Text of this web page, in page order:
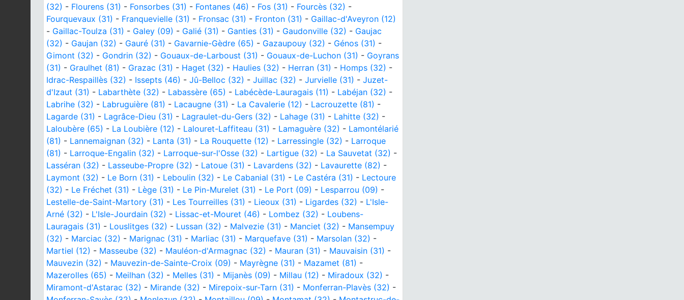
(32) - Flourens (31) - Fonsorbes (31) - Fontanes (46) - Fos (31) - Fourcès (32) -
Fourquevaux (31) - Franquevielle (31) - Fronsac (31) - Fronton (31) - Gaillac-d'Aveyron (12)
- Gaillac-Toulza (31) - Galey (09) - Galié (31) - Ganties (31) - Gaudonville (32) - Gaujac
(32) - Gaujan (32) - Gauré (31) - Gavarnie-Gèdre (65) - Gazaupouy (32) - Génos (31) -
Gimont (32) - Gondrin (32) - Gouaux-de-Larboust (31) - Gouaux-de-Luchon (31) - Goyrans
(31) - Graulhet (81) - Grazac (31) - Haget (32) - Haulies (32) - Herran (31) - Homps (32) -
Idrac-Respaillès (32) - Issepts (46) - Jû-Belloc (32) - Juillac (32) - Jurvielle (31) - Juzet-
d'Izaut (31) - Labarthète (32) - Labassère (65) - Labécède-Lauragais (11) - Labéjan (32) -
Labrihe (32) - Labruguière (81) - Lacaugne (31) - La Cavalerie (12) - Lacrouzette (81) -
Lagarde (31) - Lagrâce-Dieu (31) - Lagraulet-du-Gers (32) - Lahage (31) - Lahitte (32) -
Laloubère (65) - La Loubière (12) - Lalouret-Laffiteau (31) - Lamaguère (32) - Lamontélarié
(81) - Lannemaignan (32) - Lanta (31) - La Rouquette (12) - Larressingle (32) - Larroque
(81) - Larroque-Engalin (32) - Larroque-sur-l'Osse (32) - Lartigue (32) - La Sauvetat (32) -
Lasséran (32) - Lasseube-Propre (32) - Latoue (31) - Lavardens (32) - Lavaurette (82) -
Laymont (32) - Le Born (31) - Leboulin (32) - Le Cabanial (31) - Le Castéra (31) - Lectoure
(32) - Le Fréchet (31) - Lège (31) - Le Pin-Murelet (31) - Le Port (09) - Lesparrou (09) -
Lestelle-de-Saint-Martory (31) - Les Tourreilles (31) - Lieoux (31) - Ligardes (32) - L'Isle-
Arné (32) - L'Isle-Jourdain (32) - Lissac-et-Mouret (46) - Lombez (32) - Loubens-
Lauragais (31) - Louslitges (32) - Lussan (32) - Malvezie (31) - Manciet (32) - Mansempuy
(32) - Marciac (32) - Marignac (31) - Marliac (31) - Marquefave (31) - Marsolan (32) -
Martiel (12) - Masseube (32) - Mauléon-d'Armagnac (32) - Mauran (31) - Mauvaisin (31) -
Mauvezin (32) - Mauvezin-de-Sainte-Croix (09) - Mayrègne (31) - Mazamet (81) -
Mazerolles (65) - Meilhan (32) - Melles (31) - Mijanès (09) - Millau (12) - Miradoux (32) -
Miramont-d'Astarac (32) - Mirande (32) - Mirepoix-sur-Tarn (31) - Monferran-Plavès (32) -